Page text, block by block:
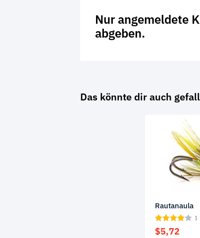
Nur angemeldete
abgeben.
Das könnte dir auch
Rautanaula
1
$5,72